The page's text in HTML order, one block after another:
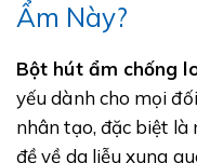
Ẩm Này?
Bột hút ẩm chống
yếu dành cho mọi
nhân tạo, đặc biệt là
đề về da liễu xung